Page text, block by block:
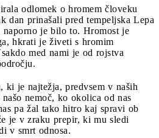
odlomek o hromem človeku
dan prinašali pred tempeljska Lepa
naporno je bilo to. Hromost je
hkrati je živeti s hromim
med nami je od rojstva
ki je najtežja, predvsem v naših
nemoč, ko okolica od nas
pa žal tako hitro kaj spravi ob
je v zraku prepir, ki mu sledi
v smrt odnosa.